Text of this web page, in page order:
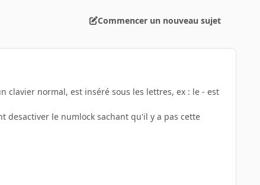
Commencer un nouveau sujet
normal, est inséré sous les lettres, ex : le - est
desactiver le numlock sachant qu'il y a pas cette